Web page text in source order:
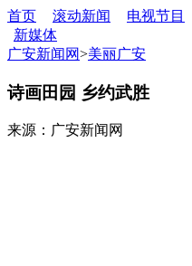
首页 滚动新闻 电视节目
新媒体
广安新闻网>美丽广安
诗画田园 乡约武胜
来源：广安新闻网